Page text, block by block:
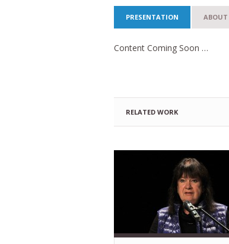
PRESENTATION ABOUT
Content Coming Soon …
RELATED WORK